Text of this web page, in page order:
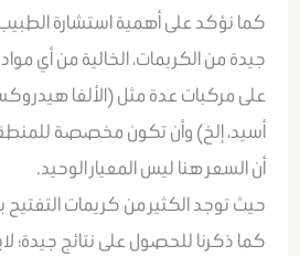
كما نؤكد على أهمية استشارة الطبيب؛
جيدة من الكريمات، الخالية من أي
على مركبات عدة مثل (الألفا
أسيد، إلخ) وأن تكون مخصصة
أن السعر هنا ليس المعيار الوحيد.
حيث توجد الكثير من كريمات التفتيح
كما ذكرنا للحصول على نتائج جيدة؛